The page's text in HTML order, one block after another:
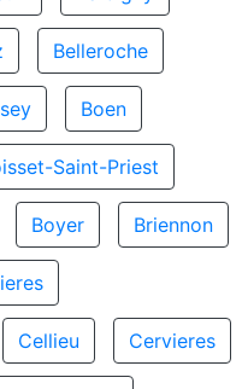
Belleroche
Boen
Saint-Priest
Boyer Briennon
Cellieu Cervieres